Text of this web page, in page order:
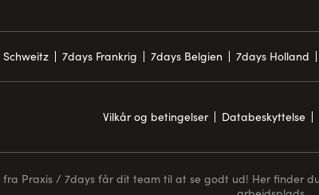
Schweitz 7days Frankrig 7days Belgien 7days Holland
Vilkår og betingelser Databeskyttelse
Praxis / 7days får dit team til at se godt ud! Her finder